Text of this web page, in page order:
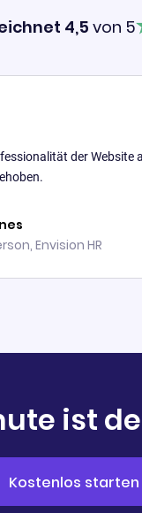
4,5von 5
der Website auf ein
HR
ist
Kostenlos starten